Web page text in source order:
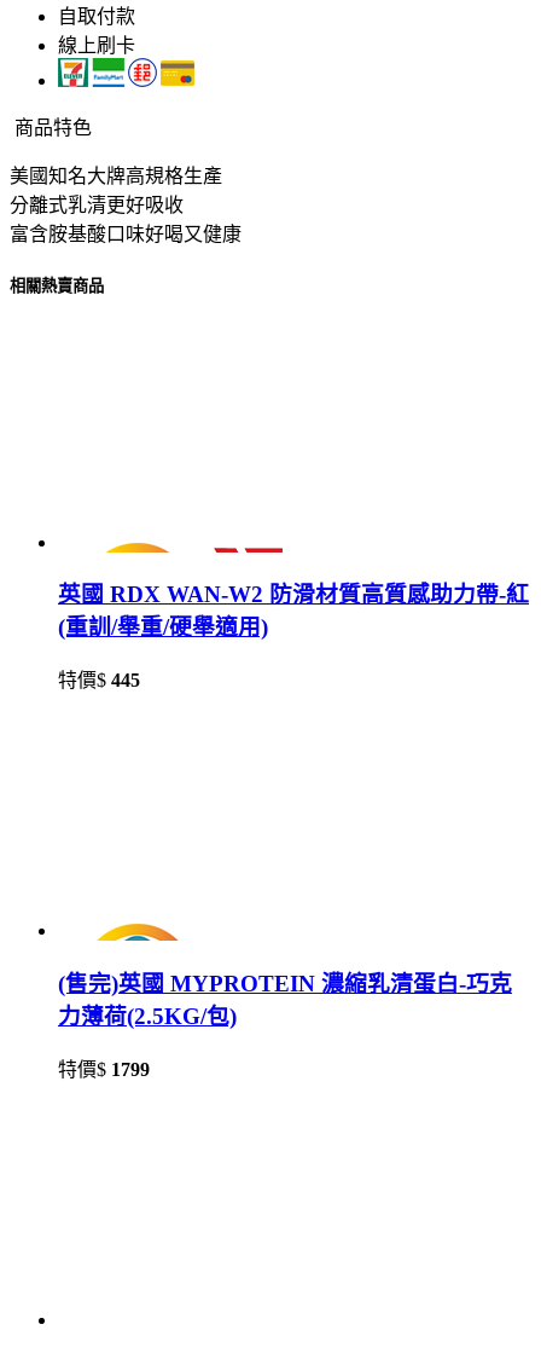
自取付款
線上刷卡
商品特色
美國知名大牌高規格生產
分離式乳清更好吸收
富含胺基酸口味好喝又健康
相關熱賣商品
英國 RDX WAN-W2 防滑材質⾼質感助⼒帶-紅
(重訓/舉重/硬舉適用)
特價$ 445
(售完)英國 MYPROTEIN 濃縮乳清蛋白-巧克
力薄荷(2.5KG/包)
特價$ 1799